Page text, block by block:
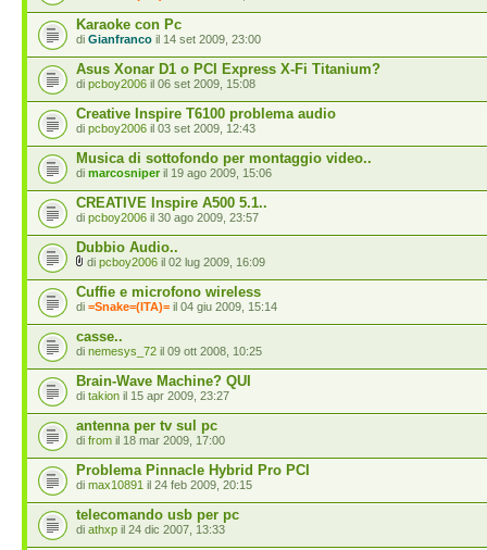
Karaoke con Pc
di Gianfranco il 14 set 2009, 23:00
Asus Xonar D1 o PCI Express X-Fi Titanium?
di pcboy2006 il 06 set 2009, 15:08
Creative Inspire T6100 problema audio
di pcboy2006 il 03 set 2009, 12:43
Musica di sottofondo per montaggio video..
di marcosniper il 19 ago 2009, 15:06
CREATIVE Inspire A500 5.1..
di pcboy2006 il 30 ago 2009, 23:57
Dubbio Audio..
di pcboy2006 il 02 lug 2009, 16:09
Cuffie e microfono wireless
di =Snake=(ITA)= il 04 giu 2009, 15:14
casse..
di nemesys_72 il 09 ott 2008, 10:25
Brain-Wave Machine? QUI
di takion il 15 apr 2009, 23:27
antenna per tv sul pc
di from il 18 mar 2009, 17:00
Problema Pinnacle Hybrid Pro PCI
di max10891 il 24 feb 2009, 20:15
telecomando usb per pc
di athxp il 24 dic 2007, 13:33